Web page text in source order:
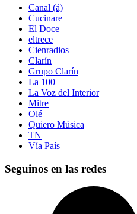
Canal (á)
Cucinare
El Doce
eltrece
Cienradios
Clarín
Grupo Clarín
La 100
La Voz del Interior
Mitre
Olé
Quiero Música
TN
Vía País
Seguinos en las redes